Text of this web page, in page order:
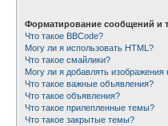
Форматирование сообщений и
Что такое BBCode?
Могу ли я использовать HTML?
Что такое смайлики?
Могу ли я добавлять
Что такое важные объявления?
Что такое объявления?
Что такое прилепленные темы?
Что такое закрытые темы?